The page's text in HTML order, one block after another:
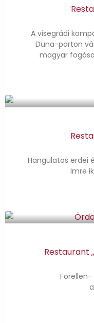
A visegrádi
Duna-parton
magyar
Hangulatos erdei
Imre
Restaurant